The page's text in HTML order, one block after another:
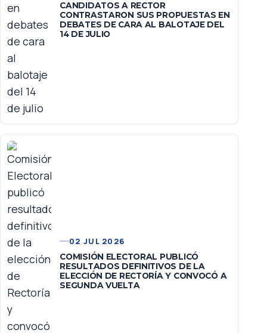
CANDIDATOS A RECTOR
CONTRASTARON SUS PROPUESTAS EN
DEBATES DE CARA AL BALOTAJE DEL
14 DE JULIO
02 JUL 2026
COMISIÓN ELECTORAL PUBLICÓ
RESULTADOS DEFINITIVOS DE LA
ELECCIÓN DE RECTORÍA Y CONVOCÓ A
SEGUNDA VUELTA